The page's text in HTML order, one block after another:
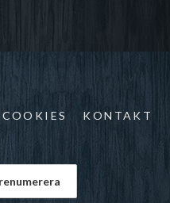
COOKIES KONTAKT